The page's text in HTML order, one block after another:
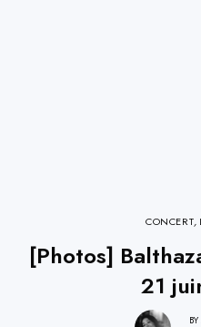
CONCERT,
[Photos]
21
BY